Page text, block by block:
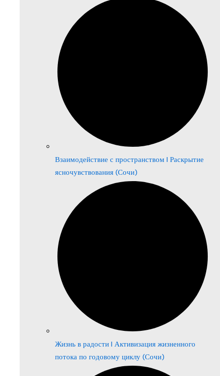
Взаимодействие с пространством | Раскрытие
ясночувствования (Сочи)
Жизнь в радости | Активизация жизненного
потока по годовому циклу (Сочи)